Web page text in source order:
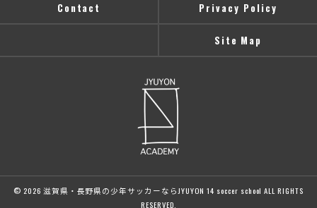
Contact Privacy Policy
Site Map
© 2026 滋賀県・長野県の少年サッカーならJYUYON 14 soccer school ALL RIGHTS
RESERVED.